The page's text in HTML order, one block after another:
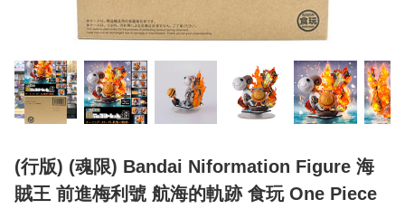
(行版) (魂限) Bandai Niformation Figure 海
賊王 前進梅利號 航海的軌跡 食玩 One Piece